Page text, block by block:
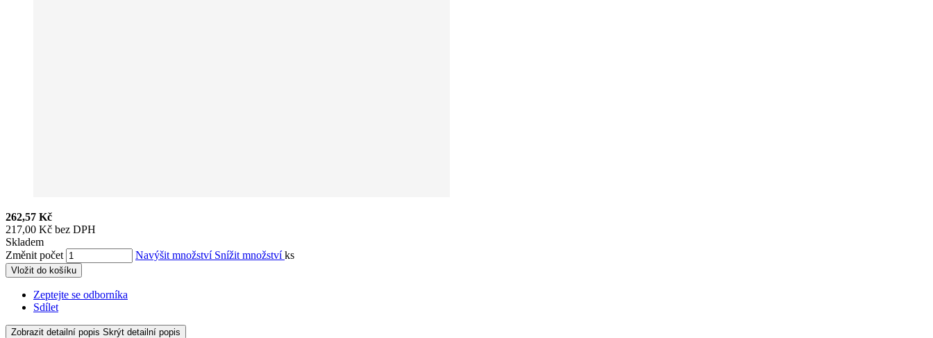
262,57 Kč
217,00 Kč bez DPH
Skladem
Změnit počet
Navýšit množství Snížit množstvíks
Vložit do košíku
Zeptejte se odborníka
Sdílet
Zobrazit detailní popis Skrýt detailní popis